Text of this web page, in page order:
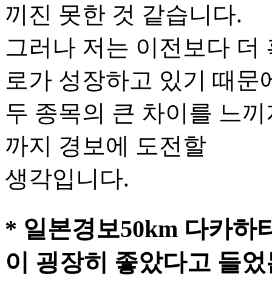
끼진 못한 것 같습니다.
그러나 저는 이전보다 더
로가 성장하고 있기 때문
두 종목의 큰 차이를 느
까지 경보에 도전할
생각입니다.
* 일본경보50km 다카하
이 굉장히 좋았다고 들